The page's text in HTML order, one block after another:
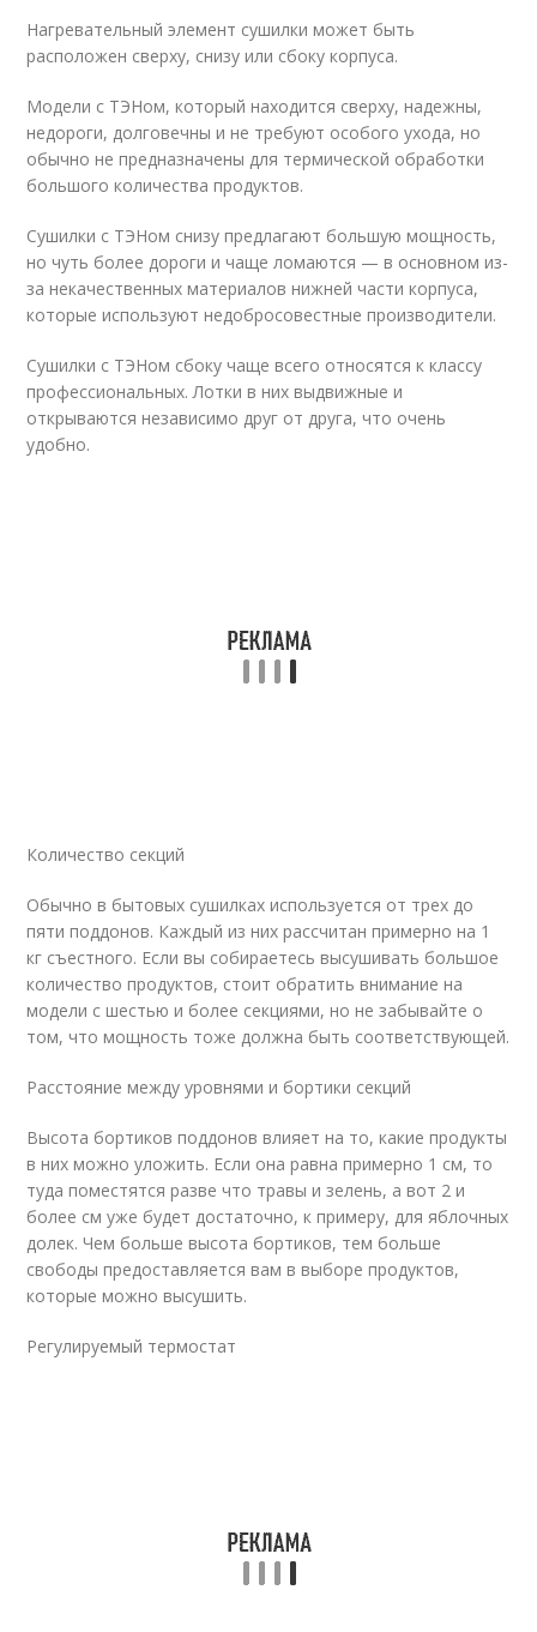
Нагревательный элемент сушилки может быть
расположен сверху, снизу или сбоку корпуса.
Модели с ТЭНом, который находится сверху, надежны,
недороги, долговечны и не требуют особого ухода, но
обычно не предназначены для термической обработки
большого количества продуктов.
Сушилки с ТЭНом снизу предлагают большую мощность,
но чуть более дороги и чаще ломаются — в основном из-
за некачественных материалов нижней части корпуса,
которые используют недобросовестные производители.
Сушилки с ТЭНом сбоку чаще всего относятся к классу
профессиональных. Лотки в них выдвижные и
открываются независимо друг от друга, что очень
удобно.
Количество секций
Обычно в бытовых сушилках используется от трех до
пяти поддонов. Каждый из них рассчитан примерно на 1
кг съестного. Если вы собираетесь высушивать большое
количество продуктов, стоит обратить внимание на
модели с шестью и более секциями, но не забывайте о
том, что мощность тоже должна быть соответствующей.
Расстояние между уровнями и бортики секций
Высота бортиков поддонов влияет на то, какие продукты
в них можно уложить. Если она равна примерно 1 см, то
туда поместятся разве что травы и зелень, а вот 2 и
более см уже будет достаточно, к примеру, для яблочных
долек. Чем больше высота бортиков, тем больше
свободы предоставляется вам в выборе продуктов,
которые можно высушить.
Регулируемый термостат